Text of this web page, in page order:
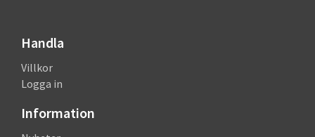
Handla
Villkor
Logga in
Information